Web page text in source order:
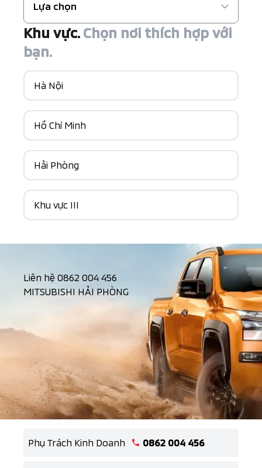
Lựa chọn
Khu vực.Chọn nơi thích hợp với
bạn.
Hà Nội
Hồ Chí Minh
Hải Phòng
Khu vực III
Liên hệ 0862 004 456
MITSUBISHI HẢI PHÒNG
Phụ Trách Kinh Doanh 0862 004 456